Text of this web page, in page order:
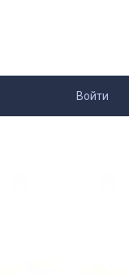
Войти